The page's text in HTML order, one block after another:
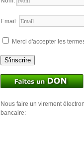
Email:
Merci d'accepter les
S'inscrire
Nous faire un virement
bancaire: